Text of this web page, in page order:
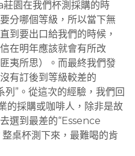
園在我們杯測採購的時
分哪個等級，所以當下無
到要出口給我們的時候，
在明年應該就會有所改
夷所思）。而最終我們發
有訂後到等級較差的
”。從這次的經驗，我們回
的採購或咖啡人，除非是故
選到最差的“Essence
桌杯測下來，最難喝的肯